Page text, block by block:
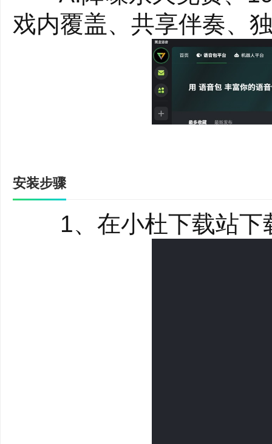
戏内覆盖、共享伴奏、
安装步骤
1、在小杜下载站下